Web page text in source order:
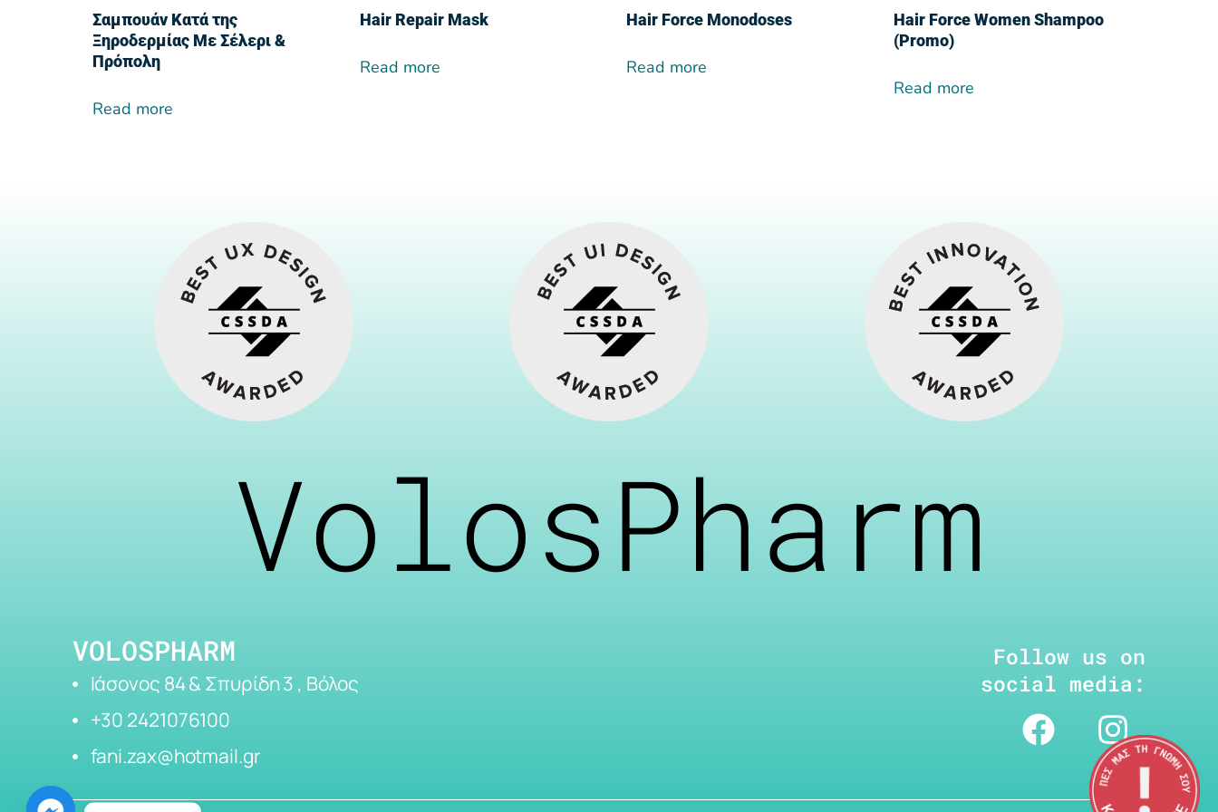
Σαμπουάν Κατά της
Ξηροδερμίας Με Σέλερι &
Πρόπολη
Read more
Hair Repair Mask
Read more
Hair Force Monodoses
Read more
Hair Force Women Shampoo
(Promo)
Read more
VolosPharm
VOLOSPHARM
Ιάσονος 84 & Σπυρίδη 3 , Βόλος
+30 2421076100
fani.zax@hotmail.gr
Follow us on
social media: